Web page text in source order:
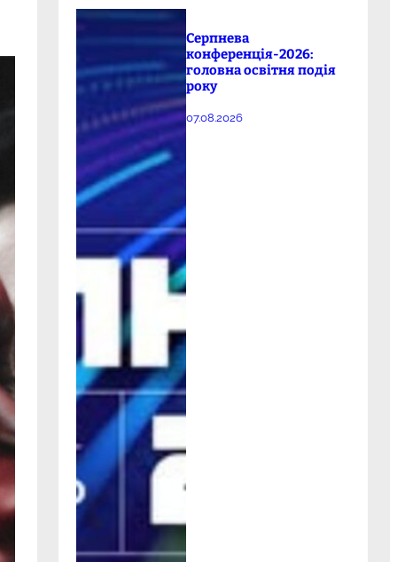
Серпнева
конференція-2026:
головна освітня подія
року
07.08.2026